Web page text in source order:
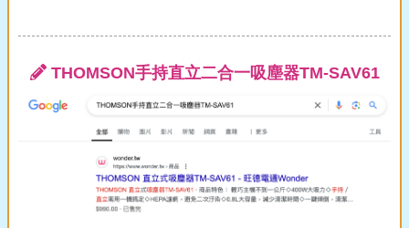
THOMSON手持直立二合一吸塵器TM-SAV61